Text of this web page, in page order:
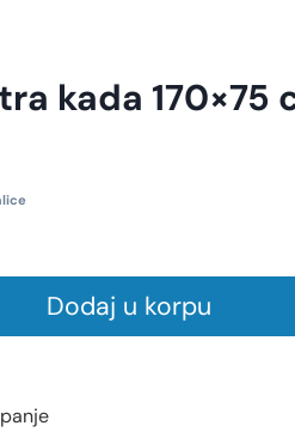
kada 170×75
Dodaj u korpu